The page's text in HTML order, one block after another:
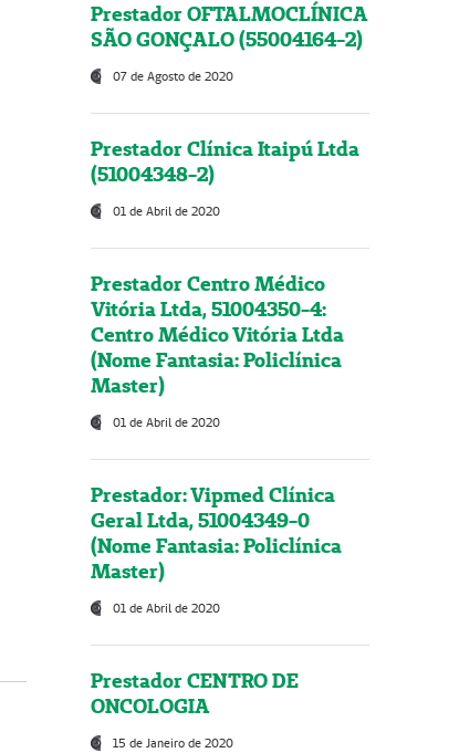
Prestador OFTALMOCLÍNICA
SÃO GONÇALO (55004164-2)
07 de Agosto de 2020
Prestador Clínica Itaipú Ltda
(51004348-2)
01 de Abril de 2020
Prestador Centro Médico
Vitória Ltda, 51004350-4:
Centro Médico Vitória Ltda
(Nome Fantasia: Policlínica
Master)
01 de Abril de 2020
Prestador: Vipmed Clínica
Geral Ltda, 51004349-0
(Nome Fantasia: Policlínica
Master)
01 de Abril de 2020
Prestador CENTRO DE
ONCOLOGIA
15 de Janeiro de 2020